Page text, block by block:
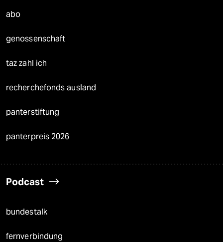
abo
genossenschaft
taz zahl ich
recherchefonds ausland
panterstiftung
panterpreis 2026
Podcast
bundestalk
fernverbindung